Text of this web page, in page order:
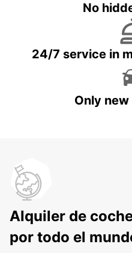
No
24/7 service in
Only
Alquiler de
por todo el